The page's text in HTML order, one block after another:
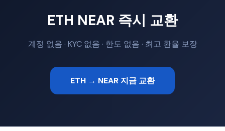
ETH NEAR 즉시 교환
계정 없음 · KYC 없음 · 한도 없음 · 최고 환율 보장
ETH → NEAR 지금 교환